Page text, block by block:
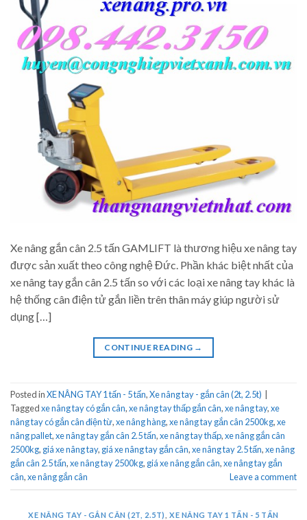
Xe nâng gắn cân 2.5 tấn GAMLIFT là thương hiệu xe nâng tay
được sản xuất theo công nghệ Đức. Phần khác biệt nhất của
xe nâng tay gắn cân 2.5 tấn so với các loại xe nâng tay khác là
hệ thống cân điện tử gắn liền trên thân máy giúp người sử
dụng […]
CONTINUE READING →
Posted inXE NÂNG TAY 1 tấn - 5 tấn,Xe nâng tay - gắn cân (2t, 2.5t)
Taggedxe nâng tay có gắn cân,xe nâng tay thấp gắn cân,xe nâng tay,xe
nâng tay có gắn cân điện từ,xe nâng hàng,xe nâng tay gắn cân 2500kg,xe
nâng pallet,xe nâng tay gắn cân 2.5 tấn,xe nâng tay thấp,xe nâng gắn cân
2500kg, giá xe nâng tay, giá xe nâng tay gắn cân,xe nâng tay 2.5 tấn,xe nâng
gắn cân 2.5 tấn,xe nâng tay 2500kg, giá xe nâng gắn cân,xe nâng tay gắn
cân,xe nâng gắn cân Leave a comment
XE NÂNG TAY - GẮN CÂN (2T, 2.5T) ,XE NÂNG TAY 1 TẤN - 5 TẤN